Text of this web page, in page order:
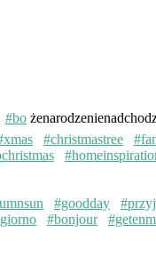
#bo
#christmastree
#goodday
#bonjour